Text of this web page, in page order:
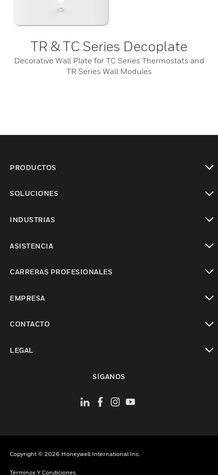
TR & TC Series Decoplate
Decorative Wall Plate for TC Series Thermostats and
TR Series Wall Modules
PRODUCTOS
SOLUCIONES
INDUSTRIAS
ASISTENCIA
CARRERAS PROFESIONALES
EMPRESA
CONTACTO
LEGAL
SÍGANOS
Copyright © 2026 Honeywell International Inc.
Términos Y Condiciones